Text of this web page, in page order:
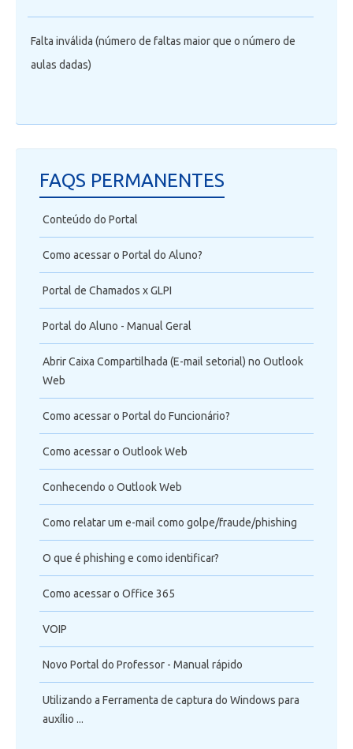
Falta inválida (número de faltas maior que o número de
aulas dadas)
FAQS PERMANENTES
Conteúdo do Portal
Como acessar o Portal do Aluno?
Portal de Chamados x GLPI
Portal do Aluno - Manual Geral
Abrir Caixa Compartilhada (E-mail setorial) no Outlook
Web
Como acessar o Portal do Funcionário?
Como acessar o Outlook Web
Conhecendo o Outlook Web
Como relatar um e-mail como golpe/fraude/phishing
O que é phishing e como identificar?
Como acessar o Office 365
VOIP
Novo Portal do Professor - Manual rápido
Utilizando a Ferramenta de captura do Windows para
auxílio ...